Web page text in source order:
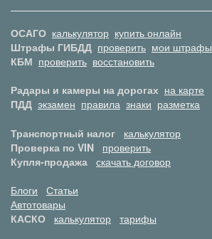
ОСАГО калькулятор купить онлайн
Штрафы ГИБДД проверить мои штрафы
КБМ проверить восстановить
Радары и камеры на дорогах на карте
ПДД экзамен правила знаки разметка
Транспортный налог
калькулятор
Проверка по VIN
проверить
Купля-продажа скачать договор
Блоги
Статьи
Автотовары
КАСКО
калькулятор тарифы